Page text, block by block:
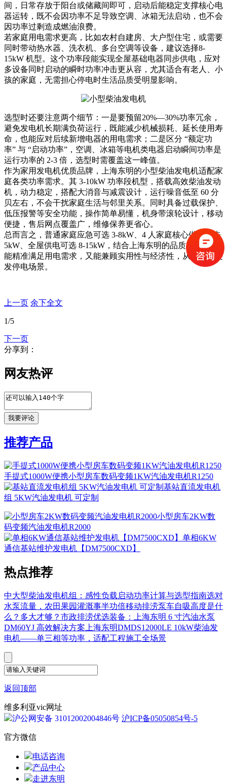
间，日常存放于阳台或储藏间即可，启动后能稳定支撑核心电
器运转，既不会因功率不足导致空调、冰箱无法启动，也不会
因功率过剩造成燃油浪费。
若家庭用电需求更高，比如农村自建房、大户型住宅，或需要
同时带动热水器、洗衣机、多台空调等设备，建议选择8-
15kW 机型。这个功率段能实现全屋基础电器同步供电，应对
多设备同时启动的瞬时功率冲击更从容，尤其适合有老人、小
孩的家庭，无需担心停电时生活品质受明显影响。
选型时还要注意两个细节：一是要预留20%—30%功率冗余 ，
避免发电机长期满负荷运行，既能减少机械损耗、延长使用寿
命，也能应对后续新增电器的用电需求；二是区分 “额定功
率” 与 “启动功率” ，空调、冰箱等电机类电器启动瞬间功率是
运行功率的 2-3 倍，选型时需覆盖这一峰值。
作为家用发电机优质品牌， 上海东明的小型柴油发电机适配家
庭各类功率需求。其 3-10kW 功率段机型，搭载高效柴油发动
机，动力稳定，搭配大消音与减震设计，运行噪音低至 60 分
贝左右，不会干扰家庭生活与邻里关系。同时具备过载保护、
低压报警等安全功能， 操作简单易懂， 机身带滚轮设计，移动
便捷，售后网点覆盖广，维修保养更省心。
总而言之，普通家庭应急可选 3-8kW、 4 人家庭核心供电优先
5kW、全屋供电可选 8-15kW ，结合上海东明的品质机型，既
能精准满足用电需求，又能兼顾实用性与经济性，从容应对突
发停电场景。
上一页 余下全文
1/5
下一页
分享到：
网友热评
推荐产品
手提式1000W便携小型房车数码变频1KW汽油发电机R1250
基站直流发电机
组 5KW汽油发电机 可定制
小型房车2KW数
码变频汽油发电机R2000
单相6KW
通信基站维护发电机【DM7500CXD】
热点推荐
中大型柴油发电机组：感性负载启动功率计算与选型指南选对
水泵流量，农田果园灌溉事半功倍移动排涝泵车自吸高度是什
么？多大才够？ 市政排涝优选装备：上海东明 6 寸汽油水泵
DM60YJ 高效解决方案 上海东明DMDS12000LE 10kW柴油发
电机——单三相等功率，适配工程施工全场景
返回顶部
维多利亚vic网址
沪公网安备 31012002004846号 沪ICP备05050854号-5
官方微信
电话咨询
产品中心
走进东明